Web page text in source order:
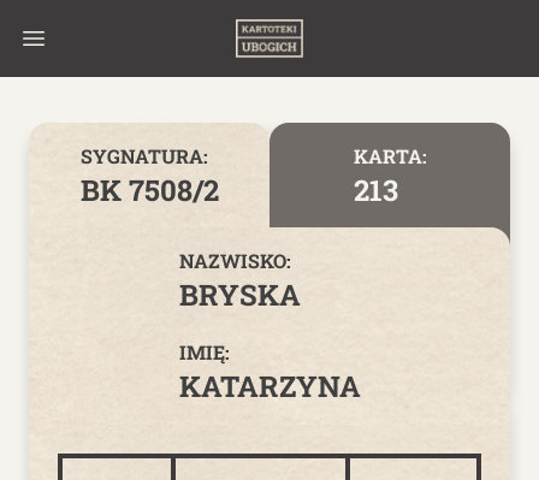
SYGNATURA:
BK 7508/2
KARTA:
213
NAZWISKO:
BRYSKA
IMIĘ:
KATARZYNA